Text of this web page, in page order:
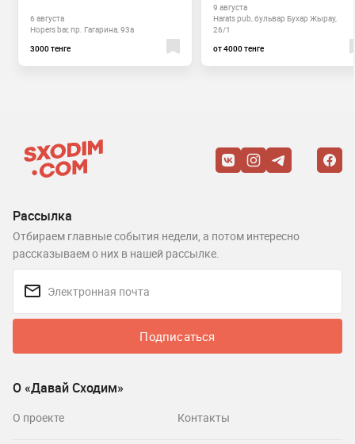
6 августа
Hopers bar, пр. Гагарина, 93а
3000 тенге
9 августа
Harats pub, бульвар Бухар Жырау,
26/1
от 4000 тенге
Рассылка
Отбираем главные события недели, а потом интересно
рассказываем о них в нашей рассылке.
Подписаться
О «Давай Сходим»
О проекте Контакты